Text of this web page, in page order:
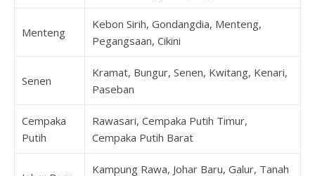
Menteng
Kebon Sirih, Gondangdia, Menteng,
Pegangsaan, Cikini
Senen
Kramat, Bungur, Senen, Kwitang, Kenari,
Paseban
Cempaka
Putih
Rawasari, Cempaka Putih Timur,
Cempaka Putih Barat
Kampung Rawa, Johar Baru, Galur, Tanah